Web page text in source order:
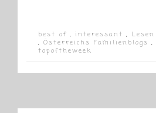
best of , interessant , Lesen
, Österreichs Familienblogs ,
topoftheweek